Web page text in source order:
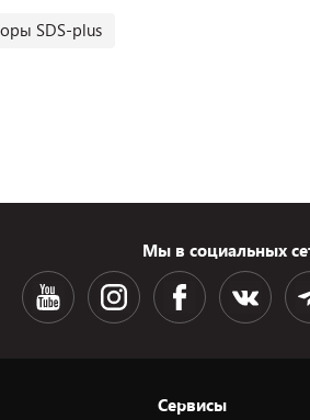
SDS-plus
Мы в социальных
Сервисы